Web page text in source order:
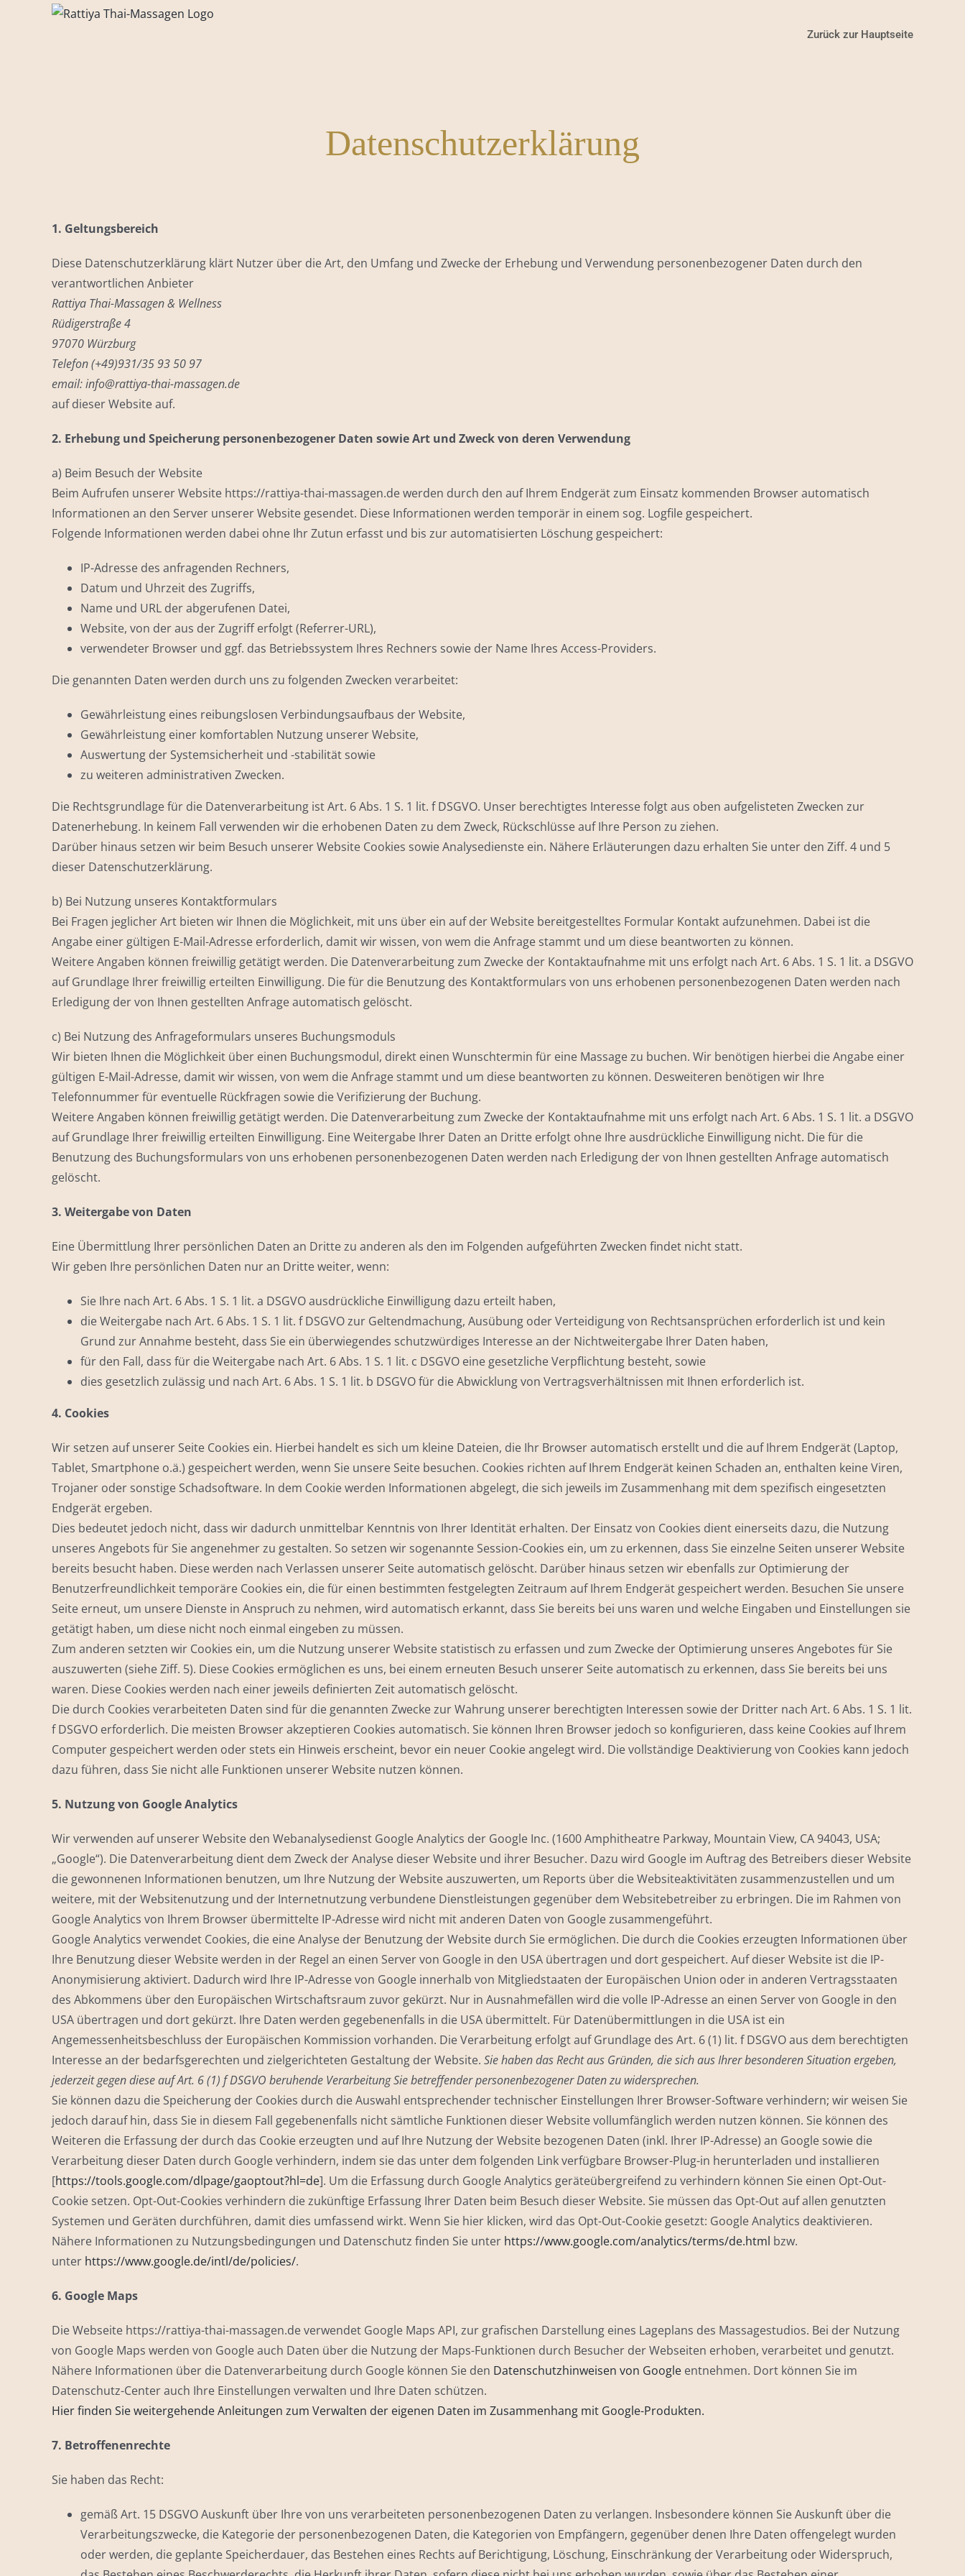
Zurück zur Hauptseite
Datenschutzerklärung
1. Geltungsbereich
Diese Datenschutzerklärung klärt Nutzer über die Art, den Umfang und Zwecke der Erhebung und Verwendung personenbezogener Daten durch den
verantwortlichen Anbieter
Rattiya Thai-Massagen & Wellness
Rüdigerstraße 4
97070 Würzburg
Telefon (+49)931/35 93 50 97
email: info@rattiya-thai-massagen.de
auf dieser Website auf.
2. Erhebung und Speicherung personenbezogener Daten sowie Art und Zweck von deren Verwendung
a) Beim Besuch der Website
Beim Aufrufen unserer Website https://rattiya-thai-massagen.de werden durch den auf Ihrem Endgerät zum Einsatz kommenden Browser automatisch
Informationen an den Server unserer Website gesendet. Diese Informationen werden temporär in einem sog. Logfile gespeichert.
Folgende Informationen werden dabei ohne Ihr Zutun erfasst und bis zur automatisierten Löschung gespeichert:
IP-Adresse des anfragenden Rechners,
Datum und Uhrzeit des Zugriffs,
Name und URL der abgerufenen Datei,
Website, von der aus der Zugriff erfolgt (Referrer-URL),
verwendeter Browser und ggf. das Betriebssystem Ihres Rechners sowie der Name Ihres Access-Providers.
Die genannten Daten werden durch uns zu folgenden Zwecken verarbeitet:
Gewährleistung eines reibungslosen Verbindungsaufbaus der Website,
Gewährleistung einer komfortablen Nutzung unserer Website,
Auswertung der Systemsicherheit und -stabilität sowie
zu weiteren administrativen Zwecken.
Die Rechtsgrundlage für die Datenverarbeitung ist Art. 6 Abs. 1 S. 1 lit. f DSGVO. Unser berechtigtes Interesse folgt aus oben aufgelisteten Zwecken zur
Datenerhebung. In keinem Fall verwenden wir die erhobenen Daten zu dem Zweck, Rückschlüsse auf Ihre Person zu ziehen.
Darüber hinaus setzen wir beim Besuch unserer Website Cookies sowie Analysedienste ein. Nähere Erläuterungen dazu erhalten Sie unter den Ziff. 4 und 5
dieser Datenschutzerklärung.
b) Bei Nutzung unseres Kontaktformulars
Bei Fragen jeglicher Art bieten wir Ihnen die Möglichkeit, mit uns über ein auf der Website bereitgestelltes Formular Kontakt aufzunehmen. Dabei ist die
Angabe einer gültigen E-Mail-Adresse erforderlich, damit wir wissen, von wem die Anfrage stammt und um diese beantworten zu können.
Weitere Angaben können freiwillig getätigt werden. Die Datenverarbeitung zum Zwecke der Kontaktaufnahme mit uns erfolgt nach Art. 6 Abs. 1 S. 1 lit. a DSGVO
auf Grundlage Ihrer freiwillig erteilten Einwilligung. Die für die Benutzung des Kontaktformulars von uns erhobenen personenbezogenen Daten werden nach
Erledigung der von Ihnen gestellten Anfrage automatisch gelöscht.
c) Bei Nutzung des Anfrageformulars unseres Buchungsmoduls
Wir bieten Ihnen die Möglichkeit über einen Buchungsmodul, direkt einen Wunschtermin für eine Massage zu buchen. Wir benötigen hierbei die Angabe einer
gültigen E-Mail-Adresse, damit wir wissen, von wem die Anfrage stammt und um diese beantworten zu können. Desweiteren benötigen wir Ihre
Telefonnummer für eventuelle Rückfragen sowie die Verifizierung der Buchung.
Weitere Angaben können freiwillig getätigt werden. Die Datenverarbeitung zum Zwecke der Kontaktaufnahme mit uns erfolgt nach Art. 6 Abs. 1 S. 1 lit. a DSGVO
auf Grundlage Ihrer freiwillig erteilten Einwilligung. Eine Weitergabe Ihrer Daten an Dritte erfolgt ohne Ihre ausdrückliche Einwilligung nicht. Die für die
Benutzung des Buchungsformulars von uns erhobenen personenbezogenen Daten werden nach Erledigung der von Ihnen gestellten Anfrage automatisch
gelöscht.
3. Weitergabe von Daten
Eine Übermittlung Ihrer persönlichen Daten an Dritte zu anderen als den im Folgenden aufgeführten Zwecken findet nicht statt.
Wir geben Ihre persönlichen Daten nur an Dritte weiter, wenn:
Sie Ihre nach Art. 6 Abs. 1 S. 1 lit. a DSGVO ausdrückliche Einwilligung dazu erteilt haben,
die Weitergabe nach Art. 6 Abs. 1 S. 1 lit. f DSGVO zur Geltendmachung, Ausübung oder Verteidigung von Rechtsansprüchen erforderlich ist und kein
Grund zur Annahme besteht, dass Sie ein überwiegendes schutzwürdiges Interesse an der Nichtweitergabe Ihrer Daten haben,
für den Fall, dass für die Weitergabe nach Art. 6 Abs. 1 S. 1 lit. c DSGVO eine gesetzliche Verpflichtung besteht, sowie
dies gesetzlich zulässig und nach Art. 6 Abs. 1 S. 1 lit. b DSGVO für die Abwicklung von Vertragsverhältnissen mit Ihnen erforderlich ist.
4. Cookies
Wir setzen auf unserer Seite Cookies ein. Hierbei handelt es sich um kleine Dateien, die Ihr Browser automatisch erstellt und die auf Ihrem Endgerät (Laptop,
Tablet, Smartphone o.ä.) gespeichert werden, wenn Sie unsere Seite besuchen. Cookies richten auf Ihrem Endgerät keinen Schaden an, enthalten keine Viren,
Trojaner oder sonstige Schadsoftware. In dem Cookie werden Informationen abgelegt, die sich jeweils im Zusammenhang mit dem spezifisch eingesetzten
Endgerät ergeben.
Dies bedeutet jedoch nicht, dass wir dadurch unmittelbar Kenntnis von Ihrer Identität erhalten. Der Einsatz von Cookies dient einerseits dazu, die Nutzung
unseres Angebots für Sie angenehmer zu gestalten. So setzen wir sogenannte Session-Cookies ein, um zu erkennen, dass Sie einzelne Seiten unserer Website
bereits besucht haben. Diese werden nach Verlassen unserer Seite automatisch gelöscht. Darüber hinaus setzen wir ebenfalls zur Optimierung der
Benutzerfreundlichkeit temporäre Cookies ein, die für einen bestimmten festgelegten Zeitraum auf Ihrem Endgerät gespeichert werden. Besuchen Sie unsere
Seite erneut, um unsere Dienste in Anspruch zu nehmen, wird automatisch erkannt, dass Sie bereits bei uns waren und welche Eingaben und Einstellungen sie
getätigt haben, um diese nicht noch einmal eingeben zu müssen.
Zum anderen setzten wir Cookies ein, um die Nutzung unserer Website statistisch zu erfassen und zum Zwecke der Optimierung unseres Angebotes für Sie
auszuwerten (siehe Ziff. 5). Diese Cookies ermöglichen es uns, bei einem erneuten Besuch unserer Seite automatisch zu erkennen, dass Sie bereits bei uns
waren. Diese Cookies werden nach einer jeweils definierten Zeit automatisch gelöscht.
Die durch Cookies verarbeiteten Daten sind für die genannten Zwecke zur Wahrung unserer berechtigten Interessen sowie der Dritter nach Art. 6 Abs. 1 S. 1 lit.
f DSGVO erforderlich. Die meisten Browser akzeptieren Cookies automatisch. Sie können Ihren Browser jedoch so konfigurieren, dass keine Cookies auf Ihrem
Computer gespeichert werden oder stets ein Hinweis erscheint, bevor ein neuer Cookie angelegt wird. Die vollständige Deaktivierung von Cookies kann jedoch
dazu führen, dass Sie nicht alle Funktionen unserer Website nutzen können.
5. Nutzung von Google Analytics
Wir verwenden auf unserer Website den Webanalysedienst Google Analytics der Google Inc. (1600 Amphitheatre Parkway, Mountain View, CA 94043, USA;
„Google“). Die Datenverarbeitung dient dem Zweck der Analyse dieser Website und ihrer Besucher. Dazu wird Google im Auftrag des Betreibers dieser Website
die gewonnenen Informationen benutzen, um Ihre Nutzung der Website auszuwerten, um Reports über die Websiteaktivitäten zusammenzustellen und um
weitere, mit der Websitenutzung und der Internetnutzung verbundene Dienstleistungen gegenüber dem Websitebetreiber zu erbringen. Die im Rahmen von
Google Analytics von Ihrem Browser übermittelte IP-Adresse wird nicht mit anderen Daten von Google zusammengeführt.
Google Analytics verwendet Cookies, die eine Analyse der Benutzung der Website durch Sie ermöglichen. Die durch die Cookies erzeugten Informationen über
Ihre Benutzung dieser Website werden in der Regel an einen Server von Google in den USA übertragen und dort gespeichert. Auf dieser Website ist die IP-
Anonymisierung aktiviert. Dadurch wird Ihre IP-Adresse von Google innerhalb von Mitgliedstaaten der Europäischen Union oder in anderen Vertragsstaaten
des Abkommens über den Europäischen Wirtschaftsraum zuvor gekürzt. Nur in Ausnahmefällen wird die volle IP-Adresse an einen Server von Google in den
USA übertragen und dort gekürzt. Ihre Daten werden gegebenenfalls in die USA übermittelt. Für Datenübermittlungen in die USA ist ein
Angemessenheitsbeschluss der Europäischen Kommission vorhanden. Die Verarbeitung erfolgt auf Grundlage des Art. 6 (1) lit. f DSGVO aus dem berechtigten
Interesse an der bedarfsgerechten und zielgerichteten Gestaltung der Website. Sie haben das Recht aus Gründen, die sich aus Ihrer besonderen Situation ergeben,
jederzeit gegen diese auf Art. 6 (1) f DSGVO beruhende Verarbeitung Sie betreffender personenbezogener Daten zu widersprechen.
Sie können dazu die Speicherung der Cookies durch die Auswahl entsprechender technischer Einstellungen Ihrer Browser-Software verhindern; wir weisen Sie
jedoch darauf hin, dass Sie in diesem Fall gegebenenfalls nicht sämtliche Funktionen dieser Website vollumfänglich werden nutzen können. Sie können des
Weiteren die Erfassung der durch das Cookie erzeugten und auf Ihre Nutzung der Website bezogenen Daten (inkl. Ihrer IP-Adresse) an Google sowie die
Verarbeitung dieser Daten durch Google verhindern, indem sie das unter dem folgenden Link verfügbare Browser-Plug-in herunterladen und installieren
[https://tools.google.com/dlpage/gaoptout?hl=de]. Um die Erfassung durch Google Analytics geräteübergreifend zu verhindern können Sie einen Opt-Out-
Cookie setzen. Opt-Out-Cookies verhindern die zukünftige Erfassung Ihrer Daten beim Besuch dieser Website. Sie müssen das Opt-Out auf allen genutzten
Systemen und Geräten durchführen, damit dies umfassend wirkt. Wenn Sie hier klicken, wird das Opt-Out-Cookie gesetzt: Google Analytics deaktivieren.
Nähere Informationen zu Nutzungsbedingungen und Datenschutz finden Sie unter https://www.google.com/analytics/terms/de.html bzw.
unter https://www.google.de/intl/de/policies/.
6. Google Maps
Die Webseite https://rattiya-thai-massagen.de verwendet Google Maps API, zur grafischen Darstellung eines Lageplans des Massagestudios. Bei der Nutzung
von Google Maps werden von Google auch Daten über die Nutzung der Maps-Funktionen durch Besucher der Webseiten erhoben, verarbeitet und genutzt.
Nähere Informationen über die Datenverarbeitung durch Google können Sie den Datenschutzhinweisen von Google entnehmen. Dort können Sie im
Datenschutz-Center auch Ihre Einstellungen verwalten und Ihre Daten schützen.
Hier finden Sie weitergehende Anleitungen zum Verwalten der eigenen Daten im Zusammenhang mit Google-Produkten.
7. Betroffenenrechte
Sie haben das Recht:
gemäß Art. 15 DSGVO Auskunft über Ihre von uns verarbeiteten personenbezogenen Daten zu verlangen. Insbesondere können Sie Auskunft über die
Verarbeitungszwecke, die Kategorie der personenbezogenen Daten, die Kategorien von Empfängern, gegenüber denen Ihre Daten offengelegt wurden
oder werden, die geplante Speicherdauer, das Bestehen eines Rechts auf Berichtigung, Löschung, Einschränkung der Verarbeitung oder Widerspruch,